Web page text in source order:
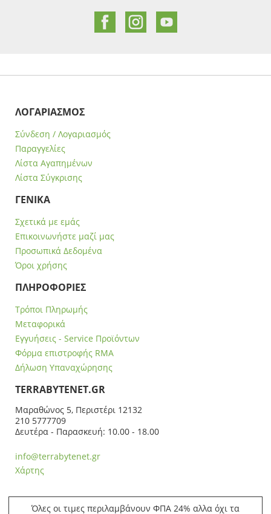
ΛΟΓΑΡΙΑΣΜΟΣ
Σύνδεση / Λογαριασμός
Παραγγελίες
Λίστα Αγαπημένων
Λίστα Σύγκρισης
ΓΕΝΙΚΑ
Σχετικά με εμάς
Επικοινωνήστε μαζί μας
Προσωπικά Δεδομένα
Όροι χρήσης
ΠΛΗΡΟΦΟΡΙΕΣ
Τρόποι Πληρωμής
Μεταφορικά
Εγγυήσεις - Service Προϊόντων
Φόρμα επιστροφής RMA
Δήλωση Υπαναχώρησης
ΤERRABYTENET.GR
Μαραθώνος 5, Περιστέρι 12132
210 5777709
Δευτέρα - Παρασκευή: 10.00 - 18.00
info@terrabytenet.gr
Χάρτης
Όλες οι τιμες περιλαμβάνουν ΦΠΑ 24% αλλα όχι τα